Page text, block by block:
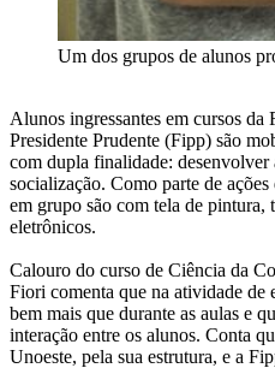
Um dos grupos de alunos
Alunos ingressantes em cursos
Presidente Prudente (Fipp) são
com dupla finalidade:
socialização. Como parte de
em grupo são com tela de pintura,
eletrônicos.
Calouro do curso de Ciência da
Fiori comenta que na atividade de
bem mais que durante as aulas e
interação entre os alunos. Conta
Unoeste, pela sua estrutura, e a